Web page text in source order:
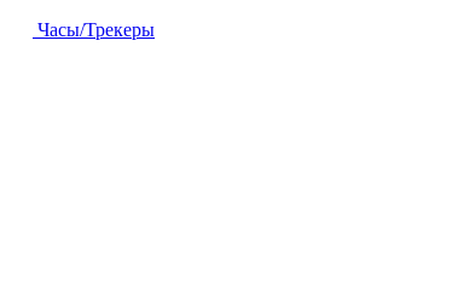
Часы/Трекеры